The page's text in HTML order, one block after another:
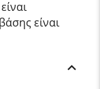
είναι